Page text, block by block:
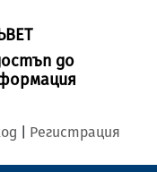
до
Регистрация